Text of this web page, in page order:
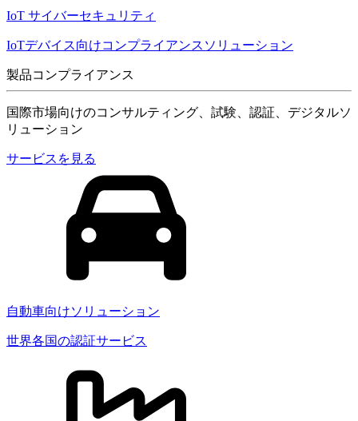
IoT サイバーセキュリティ
IoTデバイス向けコンプライアンスソリューション
製品コンプライアンス
国際市場向けのコンサルティング、試験、認証、デジタルソ
リューション
サービスを見る
自動車向けソリューション
世界各国の認証サービス